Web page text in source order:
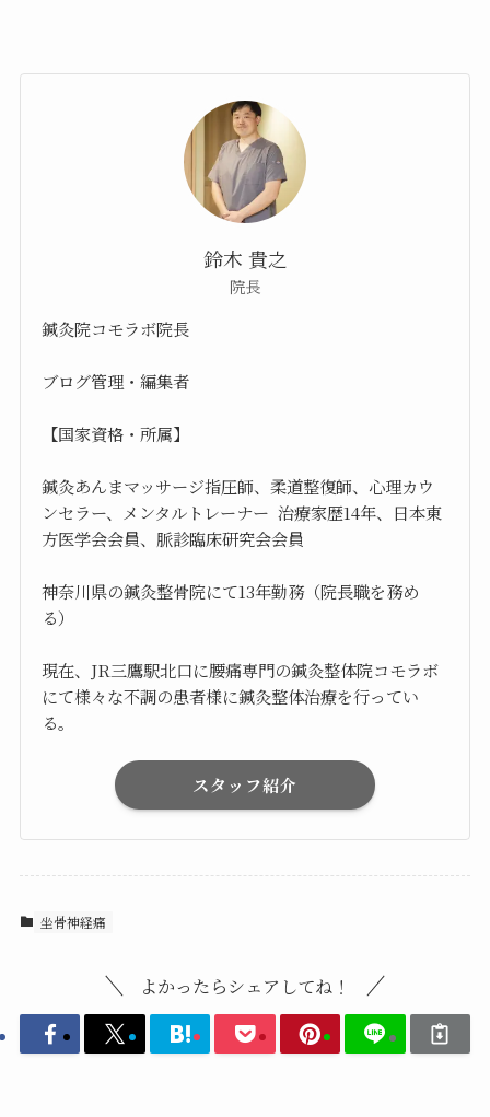
鈴木 貴之
院長
鍼灸院コモラボ院長
ブログ管理・編集者
【国家資格・所属】
鍼灸あんまマッサージ指圧師、柔道整復師、心理カウ
ンセラー、メンタルトレーナー 治療家歴14年、日本東
方医学会会員、脈診臨床研究会会員
神奈川県の鍼灸整骨院にて13年勤務（院長職を務め
る）
現在、JR三鷹駅北口に腰痛専門の鍼灸整体院コモラボ
にて様々な不調の患者様に鍼灸整体治療を行ってい
る。
スタッフ紹介
坐骨神経痛
よかったらシェアしてね！